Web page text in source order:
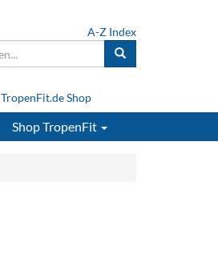
A-Z Index
TropenFit.de Shop
ShopTropenFit